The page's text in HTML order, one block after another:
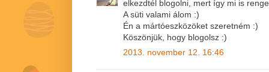
elkezdtél blogolni, mert így mi is
A süti valami álom :)
Én a mártóeszközöket szeretném :)
Köszönjük, hogy blogolsz :)
2013. november 12. 16:46